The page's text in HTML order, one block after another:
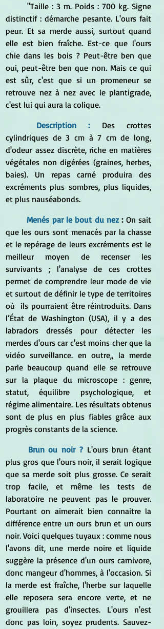
distinctif : démarche pesante. L'ours fait
peur. Et sa merde aussi, surtout quand
elle est bien fraîche. Est-ce que l'ours
chie dans les bois ? Peut-être ben que
oui, peut-être ben que non. Mais ce qui
est sûr, c'est que si un promeneur se
retrouve nez à nez avec le plantigrade,
c'est lui qui aura la colique.
Description : Des crottes
cylindriques de 3 cm à 7 cm de long,
d'odeur assez discrète, riche en matières
végétales non digérées (graines, herbes,
baies). Un repas carné produira des
excréments plus sombres, plus liquides,
et plus nauséabonds.
Menés par le bout du nez : On sait
que les ours sont menacés par la chasse
et le repérage de leurs excréments est le
meilleur moyen de recenser les
survivants ; l'analyse de ces crottes
permet de comprendre leur mode de vie
et surtout de définir le type de territoires
où  ils pourraient être réintroduits. Dans
l’État de Washington (USA), il y a des
labradors dressés pour détecter les
merdes d'ours car c'est moins cher que la
vidéo surveillance. en outre,, la merde
parle beaucoup quand elle se retrouve
sur la plaque du microscope : genre,
statut, équilibre psychologique, et
régime alimentaire. Les résultats obtenus
sont de plus en plus fiables grâce aux
progrès constants de la science.
Brun ou noir ? L'ours brun étant
plus gros que l'ours noir, il serait logique
que sa merde soit plus grosse. Ce serait
trop facile, et même les tests de
laboratoire ne peuvent pas le prouver.
Pourtant on aimerait bien connaitre la
différence entre un ours brun et un ours
noir. Voici quelques tuyaux : comme nous
l'avons dit, une merde noire et liquide
suggère la présence d'un ours carnivore,
donc mangeur d'hommes, à l'occasion. Si
la merde est fraîche, l'herbe sur laquelle
elle reposera sera encore verte, et ne
grouillera pas d'insectes. L'ours n'est
donc pas loin, soyez prudents. Sauvez-